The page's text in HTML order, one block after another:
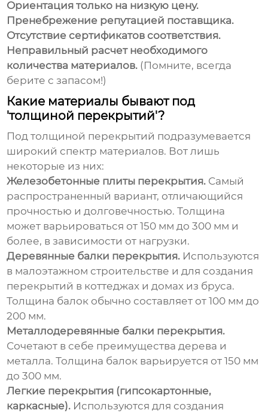
Ориентация только на низкую цену.
Пренебрежение репутацией поставщика.
Отсутствие сертификатов соответствия.
Неправильный расчет необходимого
количества материалов. (Помните, всегда
берите с запасом!)
Какие материалы бывают под
'толщиной перекрытий'?
Подтолщиной перекрытий подразумевается
широкий спектр материалов. Вот лишь
некоторые из них:
Железобетонные плиты перекрытия. Самый
распространенный вариант, отличающийся
прочностью и долговечностью. Толщина
может варьироваться от 150 мм до 300 мм и
более, в зависимости от нагрузки.
Деревянные балки перекрытия. Используются
в малоэтажном строительстве и для создания
перекрытий в коттеджах и домах из бруса.
Толщина балок обычно составляет от 100 мм до
200 мм.
Металлодеревянные балки перекрытия.
Сочетают в себе преимущества дерева и
металла. Толщина балок варьируется от 150 мм
до 300 мм.
Легкие перекрытия (гипсокартонные,
каркасные). Используются для создания